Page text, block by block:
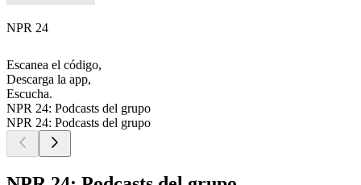
NPR 24
Escanea el código,
Descarga la app,
Escucha.
NPR 24: Podcasts del grupo
NPR 24: Podcasts del grupo